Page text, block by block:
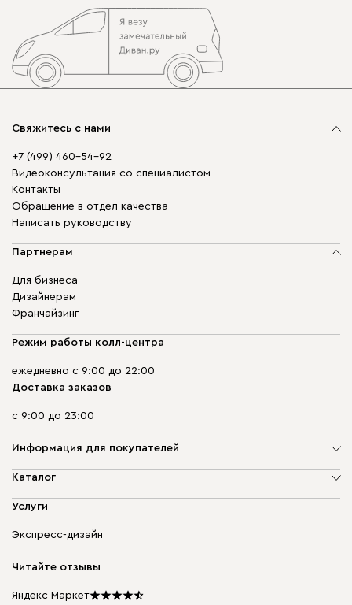
Свяжитесь с нами
+7 (499) 460-54-92
Видеоконсультация со специалистом
Контакты
Обращение в отдел качества
Написать руководству
Партнерам
Для бизнеса
Дизайнерам
Франчайзинг
Режим работы колл-центра
ежедневно с 9:00 до 22:00
Доставка заказов
с 9:00 до 23:00
Информация для покупателей
О компании
Доставка и оплата
диван.клуб
Подарочные сертификаты
Каталог
Мягкая мебель
Бескаркасная мебель
Столы и стулья
Услуги
Экспресс-дизайн
Читайте отзывы
Яндекс Маркет